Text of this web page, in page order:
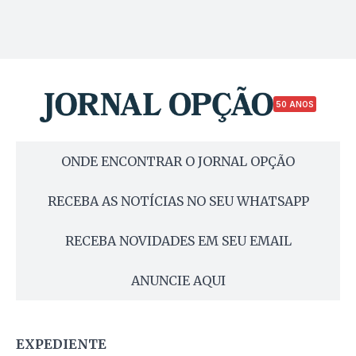
50 ANOS
ONDE ENCONTRAR O JORNAL OPÇÃO
RECEBA AS NOTÍCIAS NO SEU WHATSAPP
RECEBA NOVIDADES EM SEU EMAIL
ANUNCIE AQUI
EXPEDIENTE